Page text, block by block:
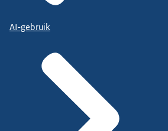
AI-gebruik